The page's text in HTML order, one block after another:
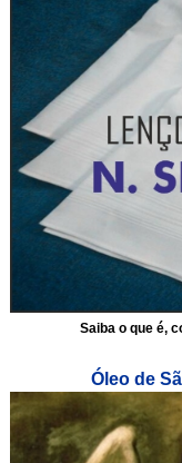
Saiba o que é,
Óleo de